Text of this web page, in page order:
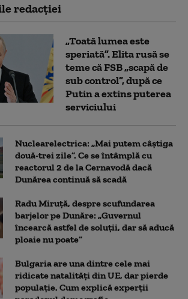
redacţiei
„Toată lumea este
speriată”. Elita rusă se
teme că FSB „scapă de
sub control”, după ce
Putin a extins puterea
serviciului
Nuclearelectrica: „Mai putem câștiga
două-trei zile”. Ce se întâmplă cu
reactorul 2 de la Cernavodă dacă
Dunărea continuă să scadă
Radu Miruță, despre scufundarea
barjelor pe Dunăre: „Guvernul
încearcă astfel de soluții, dar să aducă
ploaie nu poate”
Bulgaria are una dintre cele mai
ridicate natalități din UE, dar pierde
populație. Cum explică experții